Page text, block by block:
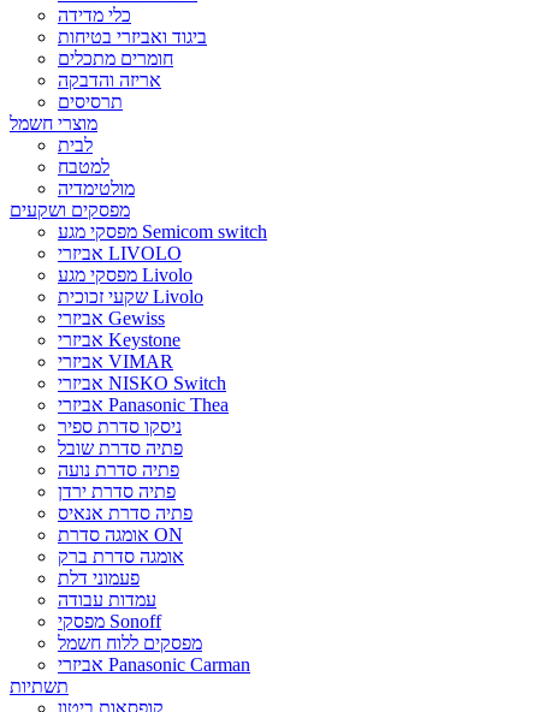
כלי מדידה
ביגוד ואביזרי בטיחות
חומרים מתכלים
אריזה והדבקה
תרסיסים
מוצרי חשמל
לבית
למטבח
מולטימדיה
מפסקים ושקעים
מפסקי מגע Semicom switch
אביזרי LIVOLO
מפסקי מגע Livolo
שקעי זכוכית Livolo
אביזרי Gewiss
אביזרי Keystone
אביזרי VIMAR
אביזרי NISKO Switch
אביזרי Panasonic Thea
ניסקו סדרת ספיר
פתיה סדרת שובל
פתיה סדרת נועה
פתיה סדרת ירדן
פתיה סדרת אנאיס
אומגה סדרת ON
אומגה סדרת ברק
פעמוני דלת
עמדות עבודה
מפסקי Sonoff
מפסקים ללוח חשמל
אביזרי Panasonic Carman
תשתיות